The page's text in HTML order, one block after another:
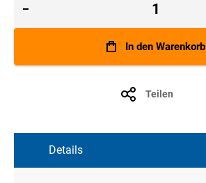
In den Warenkorb
Teilen
Details